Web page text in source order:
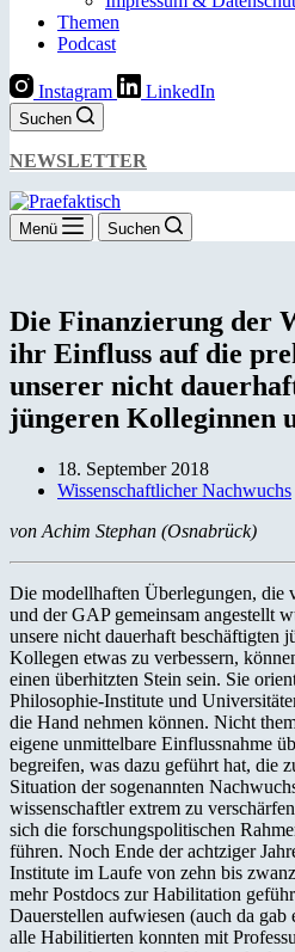
Themen
Podcast
Instagram LinkedIn
Suchen
NEWSLETTER
Menü Suchen
Die Finanzierung der
ihr Einfluss auf die
unserer nicht
jüngeren Kolleginnen
18. September 2018
Wissenschaftlicher Nachwuchs
von Achim Stephan (Osnabrück)
Die modellhaften Überlegungen,
und der GAP gemeinsam angestellt
unsere nicht dauerhaft beschäftigten
Kollegen etwas zu verbessern,
einen überhitzten Stein sein. Sie
Philosophie-Institute und
die Hand nehmen können. Nicht
eigene unmittelbare Einflussnahme
begreifen, was dazu geführt hat, die
Situation der sogenannten
wissenschaftler extrem zu
sich die forschungspolitischen
führen. Noch Ende der achtziger
Institute im Laufe von zehn bis
mehr Postdocs zur Habilitation
Dauerstellen aufwiesen (auch da
alle Habilitierten konnten mit